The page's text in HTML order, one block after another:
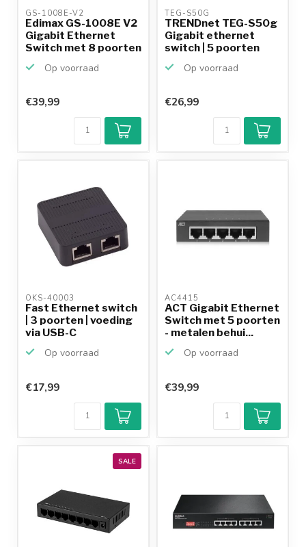
GS-1008E-V2
Edimax GS-1008E V2
Gigabit Ethernet
Switch met 8 poorten
Op voorraad
€39,99
TEG-S50G
TRENDnet TEG-S50g
Gigabit ethernet
switch | 5 poorten
Op voorraad
Klantenbeoordeling
9,2/10
Achteraf
betalen mogelijk
€26,99
OKS-40003
Fast Ethernet switch
| 3 poorten | voeding
via USB-C
Op voorraad
€17,99
AC4415
ACT Gigabit Ethernet
Switch met 5 poorten
- metalen behui...
Op voorraad
€39,99
SALE